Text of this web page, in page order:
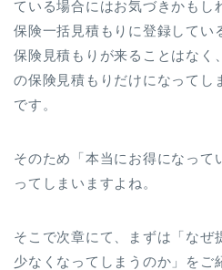
ている場合にはお気づきかもし
保険一括見積もりに登録してい
保険見積もりが来ることはなく
の保険見積もりだけになってし
です。
そのため「本当にお得になって
ってしまいますよね。
そこで次章にて、まずは「なぜ
少なくなってしまうのか」をご